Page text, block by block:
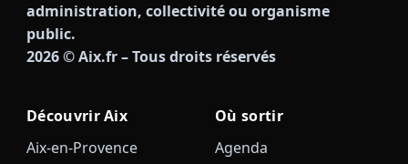
administration, collectivité ou organisme
public.
2026© Aix.fr – Tous droits réservés
Découvrir Aix
Aix-en-Provence
Où sortir
Agenda